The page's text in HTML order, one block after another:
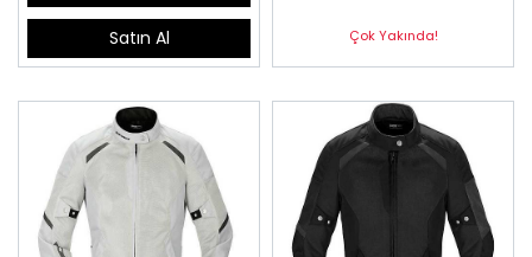
Satın Al Çok Yakında!